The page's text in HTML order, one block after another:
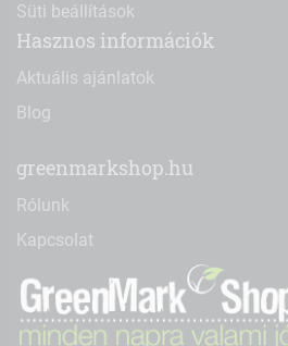
Süti beállítások
Hasznos információk
Aktuális ajánlatok
Blog
greenmarkshop.hu
Rólunk
Kapcsolat